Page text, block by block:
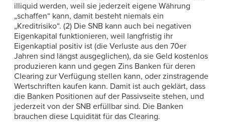
illiquid werden, weil sie jederzeit eigene Währung
„schaffen“ kann, damit besteht niemals ein
„Kreditrisiko“. (2) Die SNB kann auch bei negativen
Eigenkapital funktionieren, weil langfristig ihr
Eigenkaptial positiv ist (die Verluste aus den 70er
Jahren sind längst ausgeglichen), da sie Geld kostenlos
produzieren kann und gegen Zins Banken für deren
Clearing zur Verfügung stellen kann, oder zinstragende
Wertschriften kaufen kann. Damit ist auch geklärt, dass
die Banken Positionen auf der Passivseite stehen, und
jederzeit von der SNB erfüllbar sind. Die Banken
brauchen diese Lquidität für das Clearing.